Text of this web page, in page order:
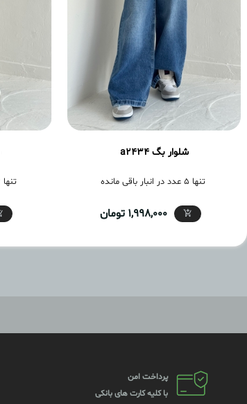
شلوار بگ a2434
تنها 5 عدد در انبار باقی مانده
1,998,000 تومان
تنها 4 عدد در انبار باقی مانده
پرداخت امن
با کلیه کارت های بانکی